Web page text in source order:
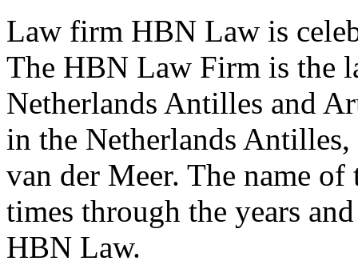
Law firm HBN Law is
The HBN Law Firm is the
Netherlands Antilles and
in the Netherlands
van der Meer. The name
times through the years
HBN Law.